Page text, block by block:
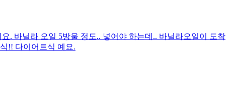
. 바닐라 오일 5방울 정도.. 넣어야 하는데.. 바닐라오일이 도착
!! 다이어트식 예요.